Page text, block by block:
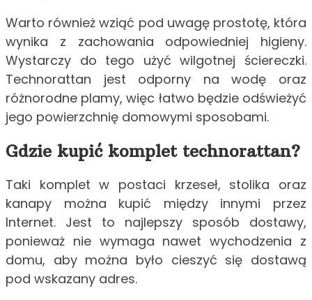
Warto również wziąć pod uwagę prostotę, która
wynika z zachowania odpowiedniej higieny.
Wystarczy do tego użyć wilgotnej ściereczki.
Technorattan jest odporny na wodę oraz
różnorodne plamy, więc łatwo będzie odświeżyć
jego powierzchnię domowymi sposobami.
Gdzie kupić komplet technorattan?
Taki komplet w postaci krzeseł, stolika oraz
kanapy można kupić między innymi przez
Internet. Jest to najlepszy sposób dostawy,
ponieważ nie wymaga nawet wychodzenia z
domu, aby można było cieszyć się dostawą
pod wskazany adres.